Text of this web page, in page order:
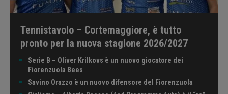
Tennistavolo – Cortemaggiore, è tutto
pronto per la nuova stagione 2026/2027
Serie B – Oliver Krilkovs è un nuovo giocatore dei
Fiorenzuola Bees
Savino Orazzo è un nuovo difensore del Fiorenzuola